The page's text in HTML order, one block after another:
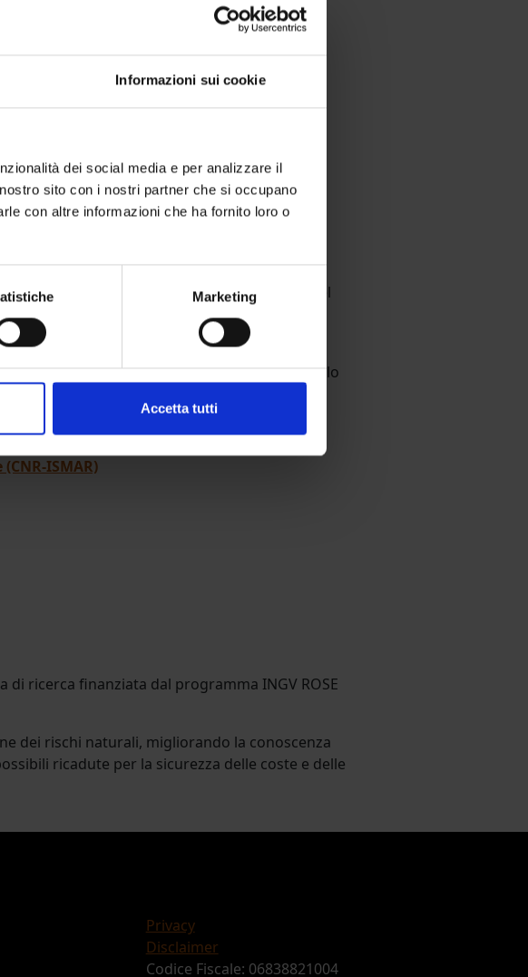
Informazioni sui cookie
dei social media e per analizzare il
sito con i nostri partner che si occupano
con altre informazioni che ha fornito loro o
Marketing
Accetta tutti
Seismic Experiment), un esperimento
della sismicità della porzione meridionale del
tra 800 e 1200 metri di profondità, che
dell’Adriatico meridionale e contribuendo allo
ISMAR)
di ricerca finanziata dal programma INGV ROSE
dei rischi naturali, migliorando la conoscenza
ricadute per la sicurezza delle coste e delle
Privacy
Disclaimer
Codice Fiscale: 06838821004